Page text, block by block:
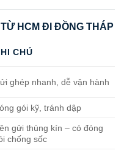
HCM ĐI ĐỒNG THÁP
CHÚ
ghép nhanh, dễ vận hành
gói kỹ, tránh dập
gửi thùng kín – có đóng
chống sốc